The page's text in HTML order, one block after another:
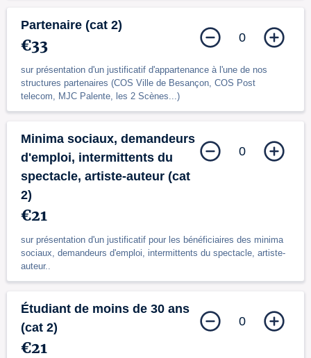
Partenaire (cat 2)
€33
sur présentation d'un justificatif d'appartenance à l'une de nos
structures partenaires (COS Ville de Besançon, COS Post
telecom, MJC Palente, les 2 Scènes...)
0
Minima sociaux, demandeurs
d'emploi, intermittents du
spectacle, artiste-auteur (cat
2)
€21
sur présentation d'un justificatif pour les bénéficiaires des minima
sociaux, demandeurs d'emploi, intermittents du spectacle, artiste-
auteur..
0
Étudiant de moins de 30 ans
(cat 2)
€21
0